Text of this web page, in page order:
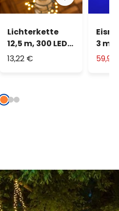
Lichterkette
12,5 m, 300 LEDs
warmweiß
13,22 €
3 m
228